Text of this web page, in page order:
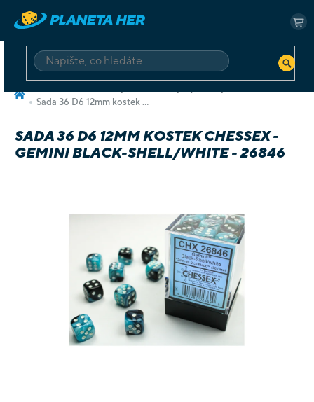
obsah
HLEDAT
Sada 36 D6 12mm kostek Chessex - Gemini Black-Shell/white - 26846
SADA 36 D6 12MM KOSTEK CHESSEX -
GEMINI BLACK-SHELL/WHITE - 26846